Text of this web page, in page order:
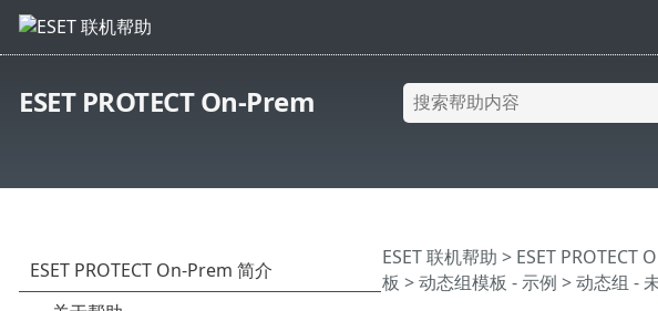
ESET PROTECT On-Prem
ESET 联机帮助 > ESET PROTECT
板 >动态组模板 - 示例 > 动态组 -